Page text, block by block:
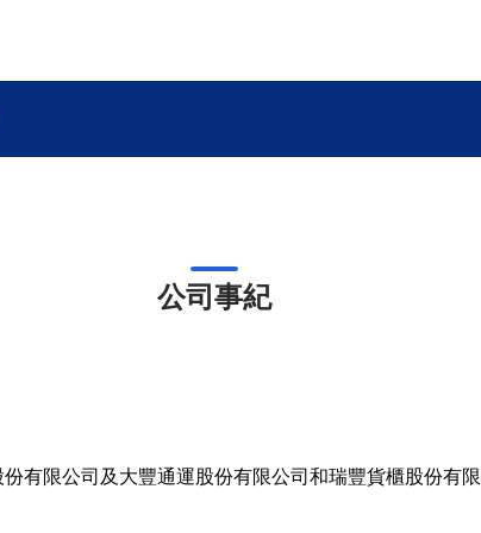
公司事紀
有限公司及大豐通運股份有限公司和瑞豐貨櫃股份有限